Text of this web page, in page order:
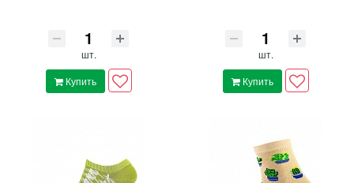
шт.
Купить
шт.
Купить